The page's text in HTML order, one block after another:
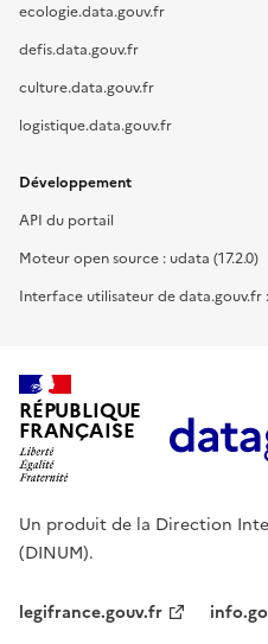
ecologie.data.gouv.fr
defis.data.gouv.fr
culture.data.gouv.fr
logistique.data.gouv.fr
Développement
API du portail
Moteur open source : udata (17.2.0)
Interface utilisateur de data.gouv.fr
RÉPUBLIQUE
FRANÇAISE
Un produit de la Direction
(DINUM).
legifrance.gouv.fr